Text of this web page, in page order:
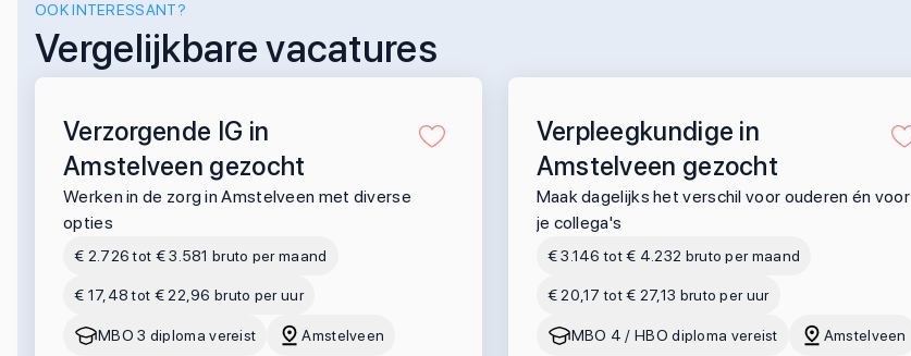
OOK INTERESSANT?
Vergelijkbare vacatures
Verzorgende IG in
Amstelveen gezocht
Werken in de zorg in Amstelveen met diverse
opties
€ 2.726 tot € 3.581 bruto per maand
€ 17,48 tot € 22,96 bruto per uur
MBO 3 diploma vereist Amstelveen
Verpleegkundige in
Amstelveen gezocht
Maak dagelijks het verschil voor ouderen én voor
je collega's
€ 3.146 tot € 4.232 bruto per maand
€ 20,17 tot € 27,13 bruto per uur
MBO 4 / HBO diploma vereist Amstelveen